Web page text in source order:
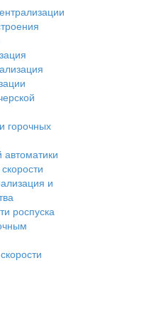
горочных
автоматики
и
роспуска